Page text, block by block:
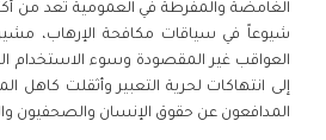
الغامضة والمفرطة في العمومية تُعد من
شيوعاً في سياقات مكافحة الإرهاب،
العواقب غير المقصودة وسوء الاستخدام
إلى انتهاكات لحرية التعبير وأثقلت كاهل
المدافعون عن حقوق الإنسان والصحفيون